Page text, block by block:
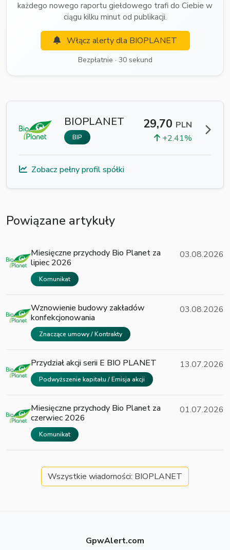
każdego nowego raportu giełdowego trafi do Ciebie w
ciągu kilku minut od publikacji.
Włącz alerty dla BIOPLANET
Bezpłatnie · 30 sekund
BIOPLANET
BIP
29,70 PLN
+2.41%
Zobacz pełny profil spółki
Powiązane artykuły
Miesięczne przychody Bio Planet za
lipiec 2026
Komunikat
03.08.2026
Wznowienie budowy zakładów
konfekcjonowania
Znaczące umowy / Kontrakty
03.08.2026
Przydział akcji serii E BIO PLANET
Podwyższenie kapitału / Emisja akcji
13.07.2026
Miesięczne przychody Bio Planet za
czerwiec 2026
Komunikat
01.07.2026
Wszystkie wiadomości: BIOPLANET
GpwAlert.com